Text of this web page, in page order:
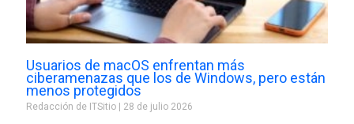
Usuarios de macOS enfrentan más
ciberamenazas que los de Windows, pero están
menos protegidos
Redacción de ITSitio 28 de julio 2026